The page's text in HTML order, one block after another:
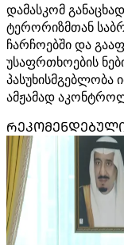
დამასკომ
ტერორიზმთან
ჩარჩოებში და
უსაფრთხოების
პასუხისმგებლობა
ამჟამად